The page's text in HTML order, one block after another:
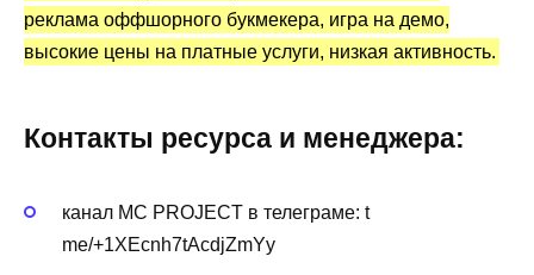
реклама оффшорного букмекера, игра на демо,
высокие цены на платные услуги, низкая активность.
Контакты ресурса и менеджера:
канал MC PROJECT в телеграме: t
me/+1XEcnh7tAcdjZmYy